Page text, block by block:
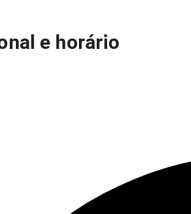
e horário